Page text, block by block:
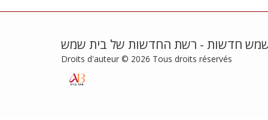
חדשות - רשת החדשות של בית שמש
Droits d'auteur © 2026 Tous droits réservés